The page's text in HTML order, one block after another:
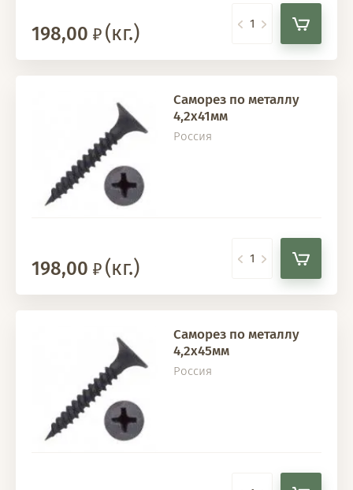
198,00 (кг.)
Саморез по металлу
4,2х41мм
Россия
198,00 (кг.)
Саморез по металлу
4,2х45мм
Россия